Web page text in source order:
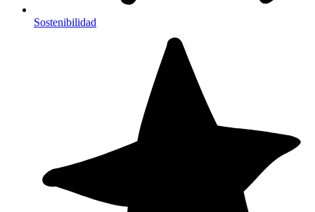
Sostenibilidad